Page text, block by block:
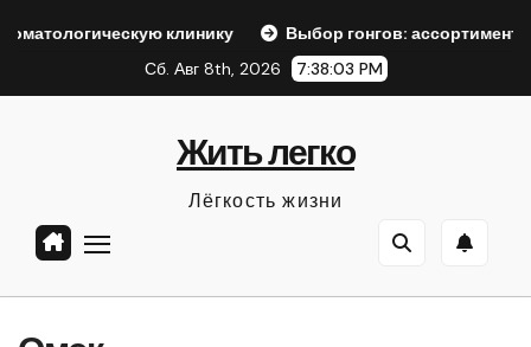
клинику
Выбор гонгов: ассортимент и
Сб. Авг 8th, 2026
7:38:04 PM
Жить легко
Лёгкость жизни